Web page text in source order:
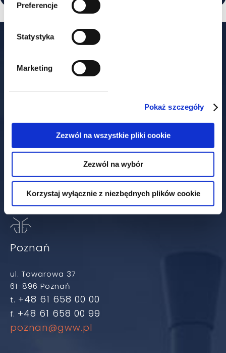
Preferencje
Statystyka
Marketing
Pokaż szczegóły
Zezwól na wszystkie pliki cookie
Zezwól na wybór
Korzystaj wyłącznie z niezbędnych plików cookie
Our offices
ul. Książęca 4
00-498 Warszawa
+48 22 212 00 00
f.+48 22 212 00 01
warszawa@gww.pl
Poznań
ul. Towarowa 37
61-896 Poznań
t. +48 61 658 00 00
f. +48 61 658 00 99
poznan@gww.pl